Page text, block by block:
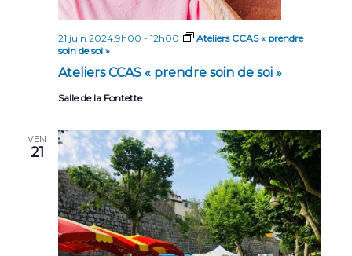
Ateliers CCAS « prendre soin de soi »
21 juin 2024,9h00 - 12h00
Ateliers CCAS « prendre
soin de soi »
Salle de la Fontette
VEN
21